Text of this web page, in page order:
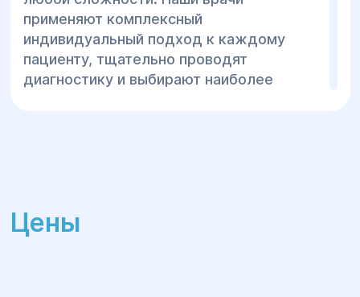
применяют комплексный
индивидуальный подход к каждому
пациенту, тщательно проводят
диагностику и выбирают наиболее
медицинского центра располагает всем
необходимым оборудованием для
Цены